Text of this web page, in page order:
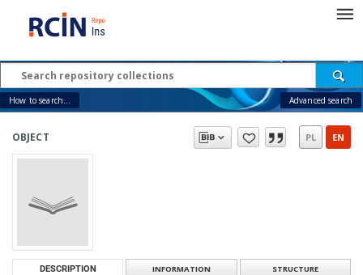
How to search... Advanced search
OBJECT PL EN
DESCRIPTION INFORMATION STRUCTURE